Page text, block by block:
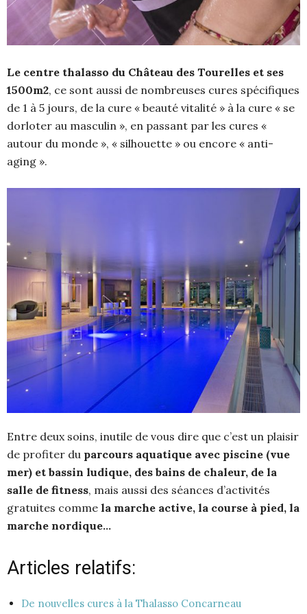
Le centre thalasso du Château des Tourelles et ses
1500m2, ce sont aussi de nombreuses cures spécifiques
de 1 à 5 jours, de la cure « beauté vitalité » à la cure « se
dorloter au masculin », en passant par les cures «
autour du monde », « silhouette » ou encore « anti-
aging ».
Entre deux soins, inutile de vous dire que c’est un plaisir
de profiter du parcours aquatique avec piscine (vue
mer) et bassin ludique, des bains de chaleur, de la
salle de fitness, mais aussi des séances d’activités
gratuites comme la marche active, la course à pied, la
marche nordique…
Articles relatifs:
De nouvelles cures à la Thalasso Concarneau